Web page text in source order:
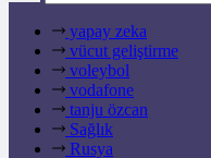
yapay zeka
vücut geliştirme
voleybol
vodafone
tanju özcan
Sağlık
Rusya